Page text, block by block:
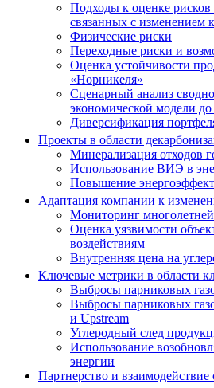
Подходы к оценке
связанных с изменением
Физические риски
Переходные риски и
Оценка устойчивости
«Норникеля»
Сценарный анализ
экономической модели до
Диверсификация
Проекты в области
Минерализация отходов
Использование ВИЭ в
Повышение
Адаптация компании к
Мониторинг
Оценка уязвимости
воздействиям
Внутренняя цена на
Ключевые метрики в области
Выбросы парниковых
Выбросы парниковых
и Upstream
Углеродный след
Использование
энергии
Партнерство и